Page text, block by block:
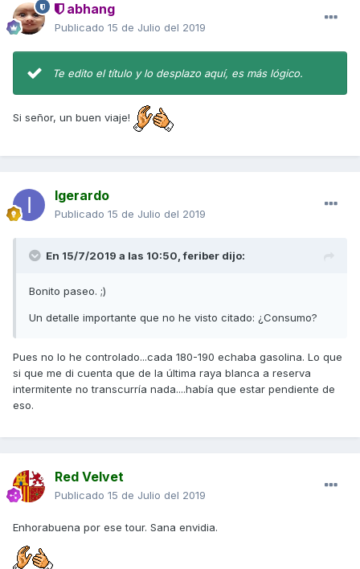
abhang
Publicado 15 de Julio del 2019
Te edito el título y lo desplazo aquí, es más lógico.
Si señor, un buen viaje!
Igerardo
Publicado 15 de Julio del 2019
En 15/7/2019 a las 10:50,feriber dijo:
Bonito paseo. ;)
Un detalle importante que no he visto citado: ¿Consumo?
Pues no lo he controlado...cada 180-190 echaba gasolina. Lo que
si que me di cuenta que de la última raya blanca a reserva
intermitente no transcurría nada....había que estar pendiente de
eso.
Red Velvet
Publicado 15 de Julio del 2019
Enhorabuena por ese tour. Sana envidia.